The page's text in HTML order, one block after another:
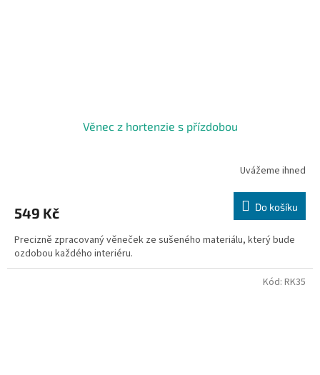
Věnec z hortenzie s přízdobou
Uvážeme ihned
549 Kč Do košíku
Precizně zpracovaný věneček ze sušeného materiálu, který bude
ozdobou každého interiéru.
Kód: RK35